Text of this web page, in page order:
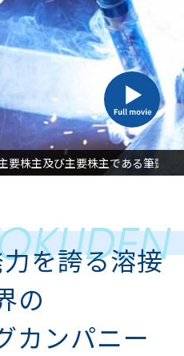
要株主及び主要株主である筆頭
を誇る溶接
の
カンパニー